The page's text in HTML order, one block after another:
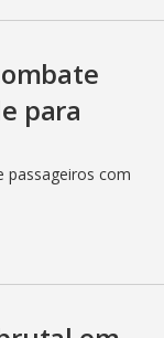
para
passageiros com